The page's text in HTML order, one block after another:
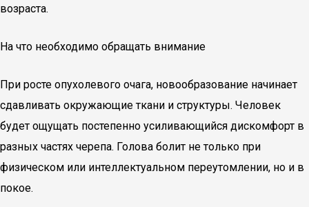
возраста.
На что необходимо обращать внимание
При росте опухолевого очага, новообразование начинает
сдавливать окружающие ткани и структуры. Человек
будет ощущать постепенно усиливающийся дискомфорт в
разных частях черепа. Голова болит не только при
физическом или интеллектуальном переутомлении, но и в
покое.